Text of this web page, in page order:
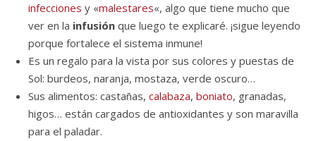
infecciones y «malestares«, algo que tiene mucho que
ver en la infusión que luego te explicaré. ¡sigue leyendo
porque fortalece el sistema inmune!
Es un regalo para la vista por sus colores y puestas de
Sol: burdeos, naranja, mostaza, verde oscuro…
Sus alimentos: castañas, calabaza, boniato, granadas,
higos… están cargados de antioxidantes y son maravilla
para el paladar.